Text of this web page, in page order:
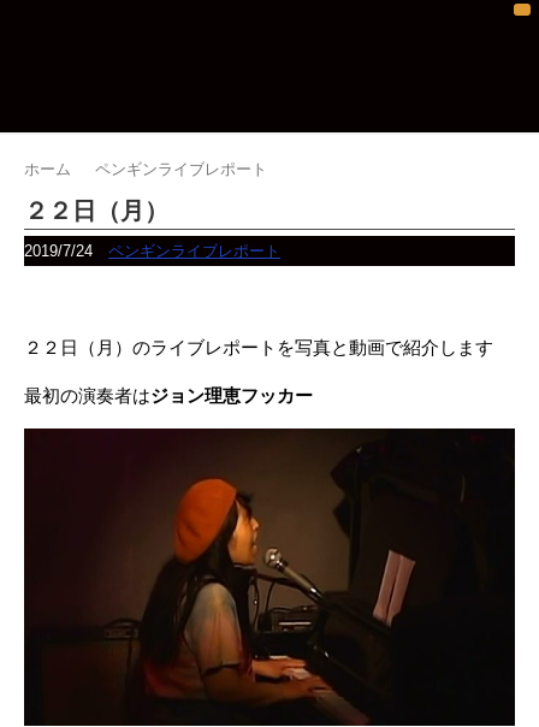
ホーム ペンギンライブレポート
２２日（月）
2019/7/24 ペンギンライブレポート
２２日（月）のライブレポートを写真と動画で紹介します
最初の演奏者はジョン理恵フッカー